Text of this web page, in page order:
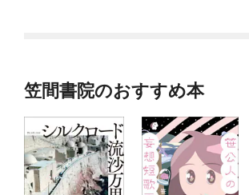
笠間書院のおすすめ本